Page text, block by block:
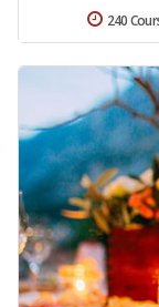
240